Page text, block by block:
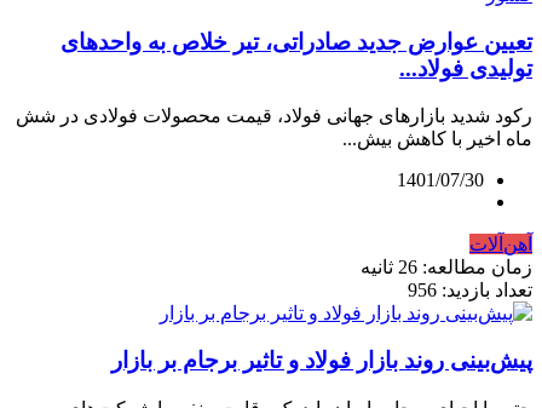
تعیین عوارض جدید صادراتی، تیر خلاص به واحدهای
تولیدی فولاد...
رکود شدید بازارهای جهانی فولاد، قیمت‌ محصولات فولادی در شش
ماه اخیر با کاهش بیش...
1401/07/30
آهن‌آلات
زمان مطالعه: 26 ثانیه
تعداد بازدید: 956
پیش‌بینی روند بازار فولاد و تاثیر برجام بر بازار